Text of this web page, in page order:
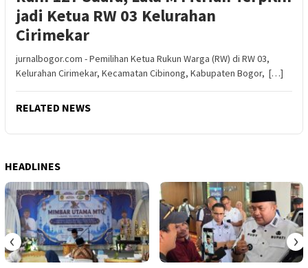
jadi Ketua RW 03 Kelurahan
Cirimekar
jurnalbogor.com - Pemilihan Ketua Rukun Warga (RW) di RW 03,
Kelurahan Cirimekar, Kecamatan Cibinong, Kabupaten Bogor, […]
RELATED NEWS
HEADLINES
‹ ›